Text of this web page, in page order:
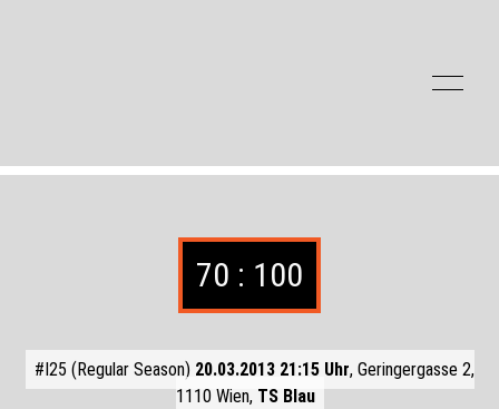
70 : 100
#I25 (Regular Season) 20.03.2013 21:15 Uhr, Geringergasse 2,
1110 Wien, TS Blau